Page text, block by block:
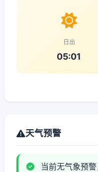
日出
05:01
天气预警
当前无气象预